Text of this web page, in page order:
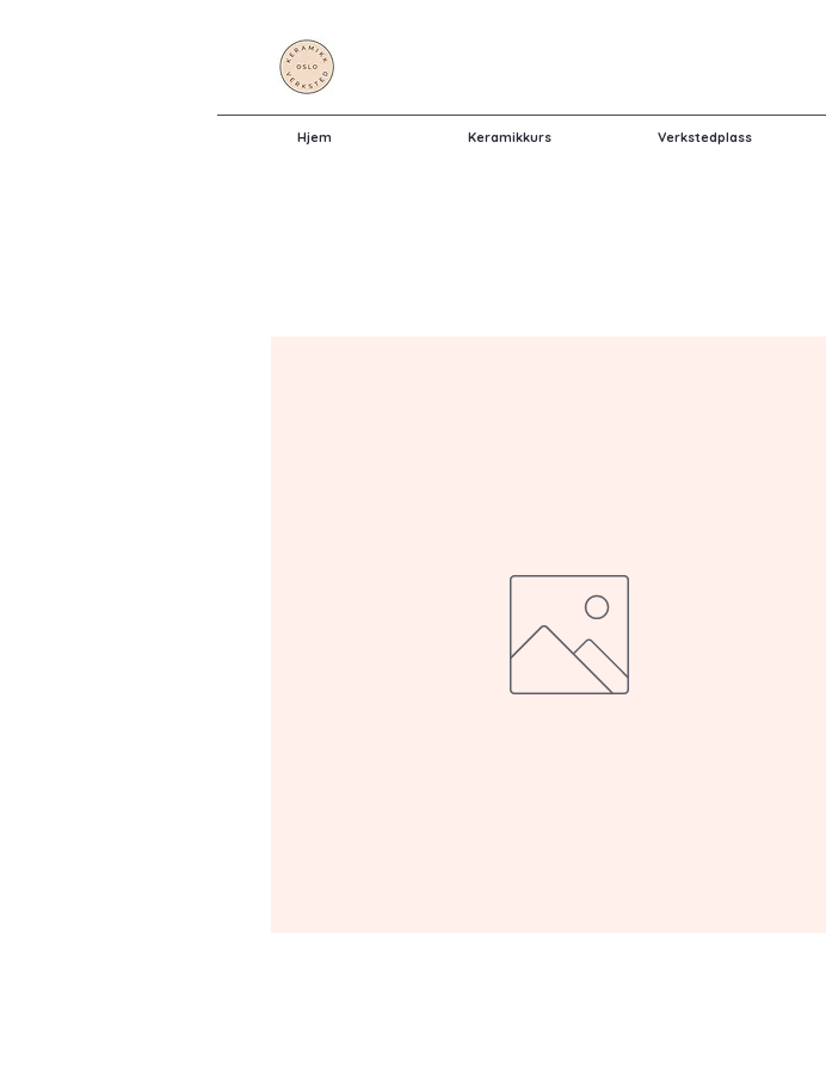
Hjem Keramikkurs Verkstedplass